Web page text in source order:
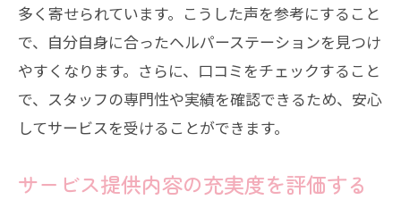
地域密着型ステーションのメリット
コミュニティとの連携を強化する方法
地域特有のニーズに応えるサービス
地元情報を活かした介護の質向上
社会とのつながりを保つための工夫
多く寄せられています。こうした声を参考にすること
で、自分自身に合ったヘルパーステーションを見つけ
やすくなります。さらに、口コミをチェックすること
で、スタッフの専門性や実績を確認できるため、安心
してサービスを受けることができます。
サービス提供内容の充実度を評価する